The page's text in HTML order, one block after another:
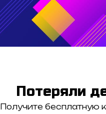
Потеряли
Получите бесплатную